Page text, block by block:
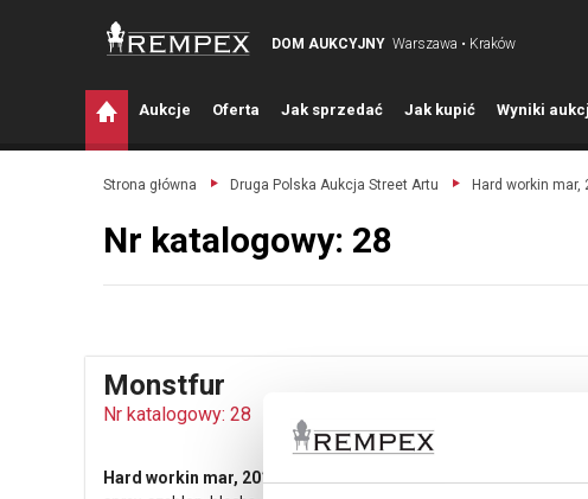
DOM AUKCYJNY Warszawa • Kraków
Aukcje Oferta Jak sprzedać Jak kupić Wyniki
Strona główna Druga Polska Aukcja Street Artu Hard workin mar,
Nr katalogowy: 28
Monstfur
Nr katalogowy: 28
Hard workin mar, 2012